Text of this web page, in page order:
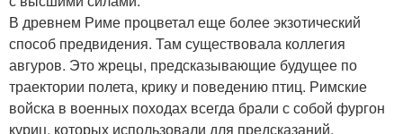
В древнем Риме процветал еще более экзотический
способ предвидения. Там существовала коллегия
авгуров. Это жрецы, предсказывающие будущее по
траектории полета, крику и поведению птиц. Римские
войска в военных походах всегда брали с собой фургон
куриц, которых использовали для предсказаний.